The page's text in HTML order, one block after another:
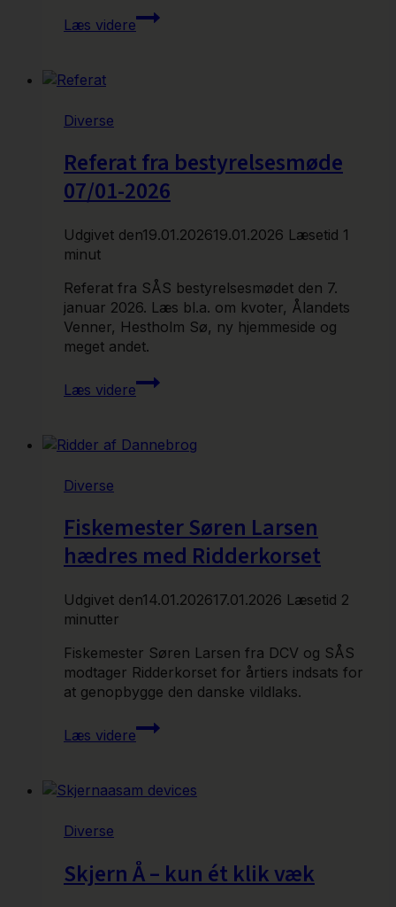
Læs videre
Laksekvote
for
Diverse
Referat fra bestyrelsesmøde
07/01-2026
Udgivet den19.01.202619.01.2026 Læsetid 1
minut
Referat fra SÅS bestyrelsesmødet den 7.
januar 2026. Læs bl.a. om kvoter, Ålandets
Venner, Hestholm Sø, ny hjemmeside og
meget andet.
Læs videre
Referat
fra
07/01-
2026
Diverse
Fiskemester Søren Larsen
hædres med Ridderkorset
Udgivet den14.01.202617.01.2026 Læsetid 2
minutter
Fiskemester Søren Larsen fra DCV og SÅS
modtager Ridderkorset for årtiers indsats for
at genopbygge den danske vildlaks.
Læs videre
Fiskemester
Søren
hædres
med
Diverse
Skjern Å – kun ét klik væk